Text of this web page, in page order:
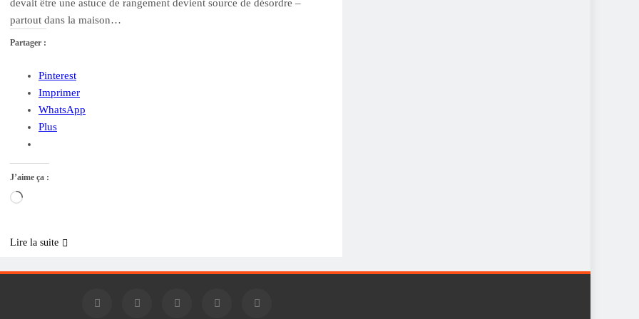
devait être une astuce de rangement devient source de désordre –
partout dans la maison…
Partager :
Pinterest
Imprimer
WhatsApp
Plus
J’aime ça :
Chargement…
Lire la suite